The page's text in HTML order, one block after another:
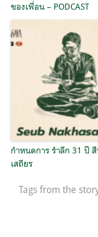
ของเพื่อน – PODCAST
กำหนดการ รำลึก 31 ปี
เสถียร
Tags from the